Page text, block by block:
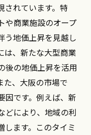
されています。特
や商業施設のオープ
う地価上昇を見越し
は、新たな大型商業
後の地価上昇を活用
た、大阪の市場で
因です。例えば、新
どにより、地域の利
します。このタイミ